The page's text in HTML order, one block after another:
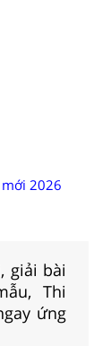
2026
giải bài
Thi
ứng